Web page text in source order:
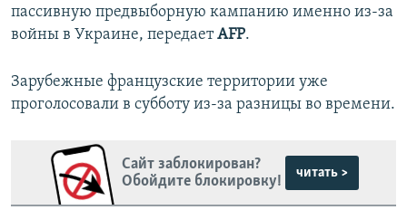
пассивную предвыборную кампанию именно из-за
войны в Украине, передаетAFP.
Зарубежные французские территории уже
проголосовали в субботу из-за разницы во времени.
Сайт заблокирован?
Обойдите блокировку!
читать >